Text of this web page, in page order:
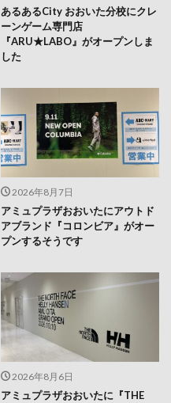
あるあるCity おおいた分校にクレ
ーンゲーム専門店
『ARU★LABO』がオープンしま
した
2026年8月7日
アミュプラザおおいたにアウトド
アブランド『コロンビア』がオー
プンするそうです
2026年8月6日
アミュプラザおおいたに『THE